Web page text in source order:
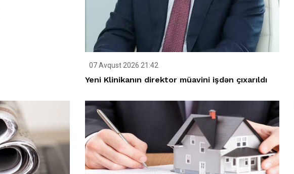
07 Avqust 2026 21:42
Yeni Klinikanın direktor müavini işdən çıxarıldı